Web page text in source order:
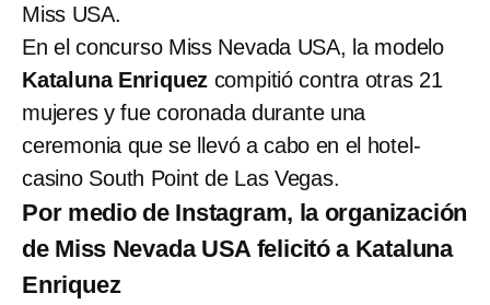
Miss USA.
En el concurso Miss Nevada USA, la modelo
Kataluna Enriquez compitió contra otras 21
mujeres y fue coronada durante una
ceremonia que se llevó a cabo en el hotel-
casino South Point de Las Vegas.
Por medio de Instagram, la organización
de Miss Nevada USA felicitó a Kataluna
Enriquez